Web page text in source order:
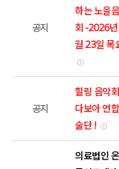
공지
하는 노을
회 -2026
월 23일 목
공지
힐링 음악
다보아 연
술단 !
의료법인